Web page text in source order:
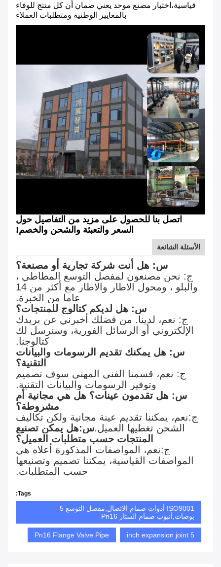
قياسية،اختبار مصنع موحد يعني ضمان أن كل منتج للوفاء
بالمعايير الوطنية ومتطلبات العملاء
اتصل بنا للحصول على مزيد من التفاصيل حول
السعر والتعبئة والشحن والخصم!
الأسئلة الشائعة
س: هل أنت شركة تجارية أو مصنعة؟
ج: نحن مصنعون لمفصل التوسع المطاطي ،
والبلو ، ومحول الاطار والاطار مع أكثر من 14
عاما من الخبرة.
س: هل لديكم كتالوج للمنتجات؟
ج: نعم، لدينا. من فضلك أخبرني عن بريدك
الإلكتروني أو الرسائل الفورية، وسنرسل لك
كتالوجنا.
س: هل يمكنك تقديم الرسومات والبيانات
التقنية؟
ج: نعم، قسمنا الفني المهني سوف تصميم
وتوفير الرسومات والبيانات التقنية.
س: هل تقدمون عينات؟ هل هي مجانية أم
مشروطة؟
ج:نعم، يمكننا تقديم عينة مجانية ولكن تكاليف
الشحن تغطيها العميل.س:هل يمكن تصنيع
المنتجات حسب متطلبات العميل؟
ج:نعم، المواصفات المذكورة أعلاه هي
المواصفات القياسية، يمكننا تصميم وتصنيعها
حسب المتطلبات.
Tags:
ISO9001 أدوات صمام الاتصال,مفصل التوسع 5
بوصات,أنبوب صمام الستار Pn16
5 inch expansion joint
Pn16 Flange Valve Pipe